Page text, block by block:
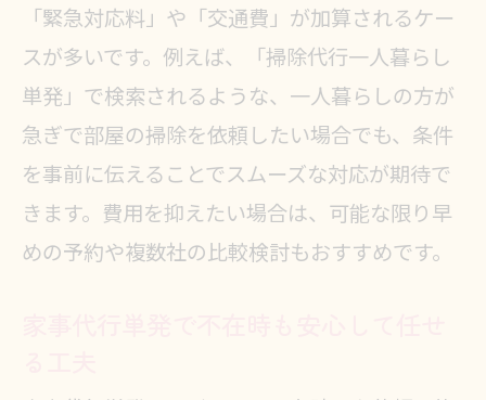
「緊急対応料」や「交通費」が加算されるケー
スが多いです。例えば、「掃除代行一人暮らし
単発」で検索されるような、一人暮らしの方が
急ぎで部屋の掃除を依頼したい場合でも、条件
を事前に伝えることでスムーズな対応が期待で
きます。費用を抑えたい場合は、可能な限り早
めの予約や複数社の比較検討もおすすめです。